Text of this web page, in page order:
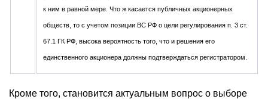
к ним в равной мере. Что ж касается публичных акционерных
обществ, то с учетом позиции ВС РФ о цели регулирования п. 3 ст.
67.1 ГК РФ, высока вероятность того, что и решения его
единственного акционера должны подтверждаться регистратором.
Кроме того, становится актуальным вопрос о выборе